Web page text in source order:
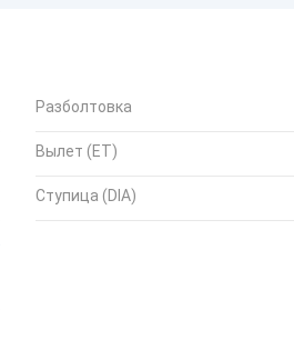
Разболтовка
Вылет (ET)
Ступица (DIA)